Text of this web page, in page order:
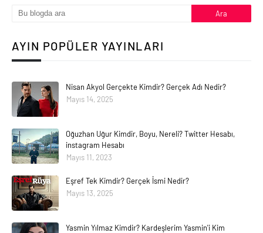
AYIN POPÜLER YAYINLARI
Nisan Akyol Gerçekte Kimdir? Gerçek Adı Nedir?
Mayıs 14, 2025
Oğuzhan Uğur Kimdir, Boyu, Nereli? Twitter Hesabı,
instagram Hesabı
Mayıs 11, 2023
Eşref Tek Kimdir? Gerçek İsmi Nedir?
Mayıs 13, 2025
Yasmin Yılmaz Kimdir? Kardeşlerim Yasmin'i Kim